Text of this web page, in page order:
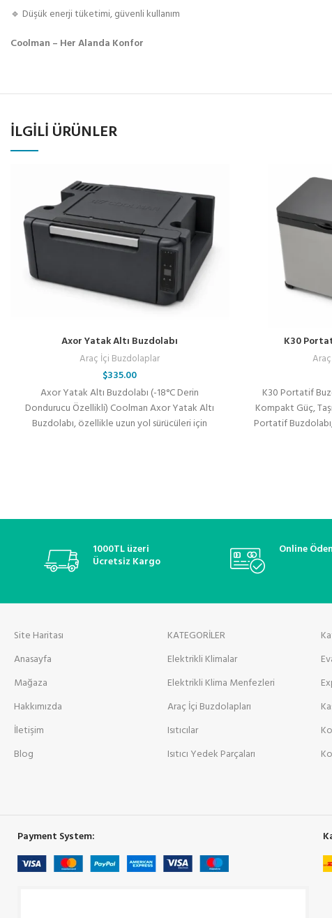
🔹 Düşük enerji tüketimi, güvenli kullanım
Coolman – Her Alanda Konfor
İLGILI ÜRÜNLER
Axor Yatak Altı Buzdolabı
Araç İçi Buzdolaplar
$335.00
Axor Yatak Altı Buzdolabı (-18°C Derin
Dondurucu Özellikli) Coolman Axor Yatak Altı
Buzdolabı, özellikle uzun yol sürücüleri için
K30
K30 Portatif
Kompakt Güç,
Portatif
1000TL üzeri
Ücretsiz Kargo
Online
Site Haritası
Anasayfa
Mağaza
Hakkımızda
İletişim
Blog
KATEGORİLER
Elektrikli Klimalar
Elektrikli Klima Menfezleri
Araç İçi Buzdolapları
Isıtıcılar
Isıtıcı Yedek Parçaları
Payment System: